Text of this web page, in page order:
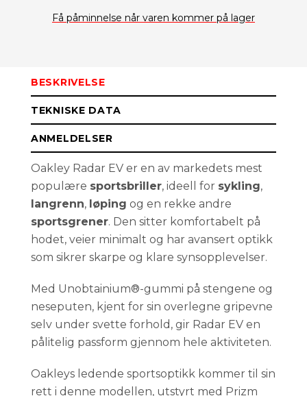
Få påminnelse når varen kommer på lager
BESKRIVELSE
TEKNISKE DATA
ANMELDELSER
Oakley Radar EV er en av markedets mest
populære sportsbriller, ideell for sykling,
langrenn, løping og en rekke andre
sportsgrener. Den sitter komfortabelt på
hodet, veier minimalt og har avansert optikk
som sikrer skarpe og klare synsopplevelser.
Med Unobtainium®-gummi på stengene og
neseputen, kjent for sin overlegne gripevne
selv under svette forhold, gir Radar EV en
pålitelig passform gjennom hele aktiviteten.
Oakleys ledende sportsoptikk kommer til sin
rett i denne modellen, utstyrt med Prizm